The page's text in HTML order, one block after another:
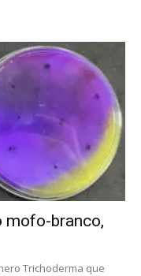
mofo-branco,
Trichoderma que